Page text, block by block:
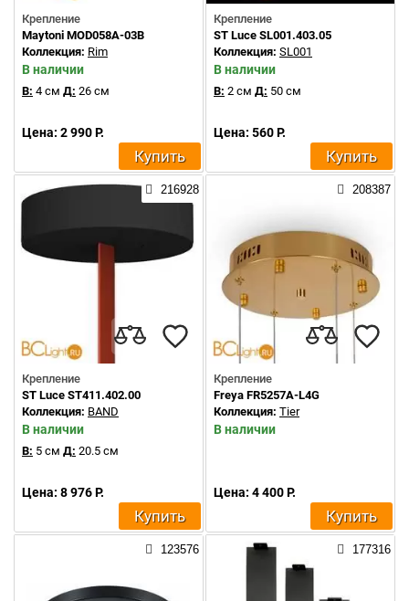
Крепление
Maytoni MOD058A-03B
Коллекция: Rim
В наличии
В: 4 см Д: 26 см
Цена: 2 990 Р.
Купить
Крепление
ST Luce SL001.403.05
Коллекция: SL001
В наличии
В: 2 см Д: 50 см
Цена: 560 Р.
Купить
216928
Крепление
ST Luce ST411.402.00
Коллекция: BAND
В наличии
В: 5 см Д: 20.5 см
Цена: 8 976 Р.
Купить
208387
Крепление
Freya FR5257A-L4G
Коллекция: Tier
В наличии
Цена: 4 400 Р.
Купить
123576 177316